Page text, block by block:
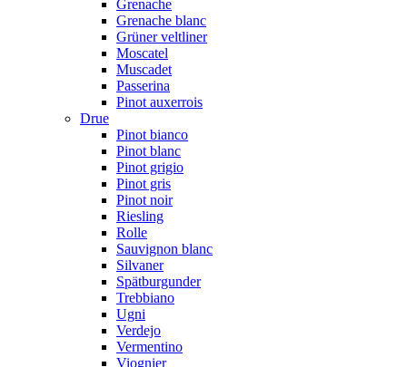
Grenache
Grenache blanc
Grüner veltliner
Moscatel
Muscadet
Passerina
Pinot auxerrois
Drue
Pinot bianco
Pinot blanc
Pinot grigio
Pinot gris
Pinot noir
Riesling
Rolle
Sauvignon blanc
Silvaner
Spätburgunder
Trebbiano
Ugni
Verdejo
Vermentino
Viognier